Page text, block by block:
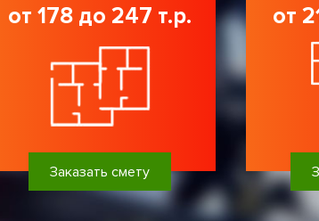
от 178 до 247 т.р.
Заказать смету
от